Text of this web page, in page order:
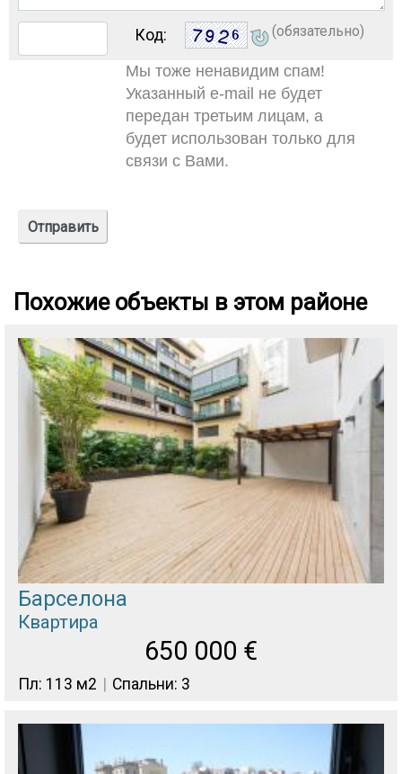
Код: (обязательно)
Мы тоже ненавидим спам!
Указанный e-mail не будет
передан третьим лицам, а
будет использован только для
связи с Вами.
Похожие объекты в этом районе
Барселона
Квартира
650 000 €
Пл: 113 м2 Спальни: 3